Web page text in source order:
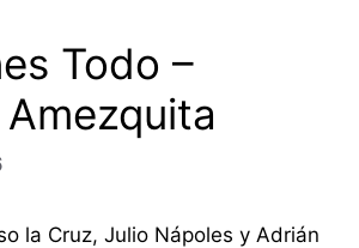
Todo –
la Cruz, Julio Nápoles y Adrián